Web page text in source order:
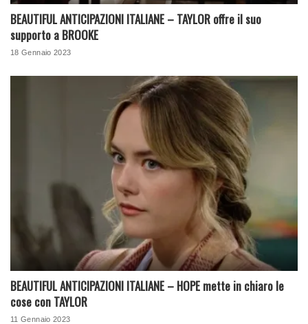
BEAUTIFUL ANTICIPAZIONI ITALIANE – TAYLOR offre il suo
supporto a BROOKE
18 Gennaio 2023
BEAUTIFUL ANTICIPAZIONI ITALIANE – HOPE mette in chiaro le
cose con TAYLOR
11 Gennaio 2023